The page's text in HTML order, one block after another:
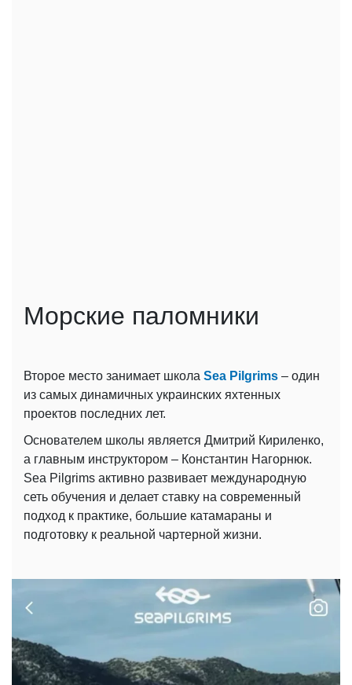
Морские паломники
Второе место занимает школа Sea Pilgrims – один
из самых динамичных украинских яхтенных
проектов последних лет.
Основателем школы является Дмитрий Кириленко,
а главным инструктором – Константин Нагорнюк.
Sea Pilgrims активно развивает международную
сеть обучения и делает ставку на современный
подход к практике, большие катамараны и
подготовку к реальной чартерной жизни.